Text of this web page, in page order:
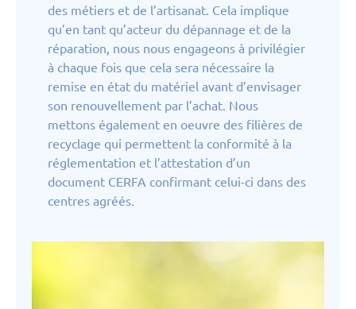
des métiers et de l’artisanat. Cela implique
qu’en tant qu’acteur du dépannage et de la
réparation, nous nous engageons à privilégier
à chaque fois que cela sera nécessaire la
remise en état du matériel avant d’envisager
son renouvellement par l’achat. Nous
mettons également en oeuvre des filières de
recyclage qui permettent la conformité à la
réglementation et l’attestation d’un
document CERFA confirmant celui-ci dans des
centres agréés.